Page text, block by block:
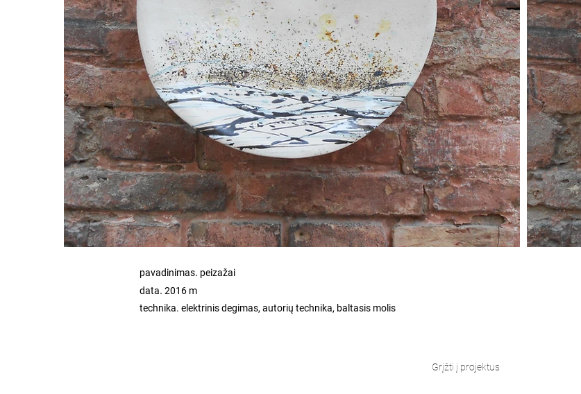
pavadinimas. peizažai
data. 2016 m
technika. elektrinis degimas, autorių technika, baltasis molis
Grįžti į projektus